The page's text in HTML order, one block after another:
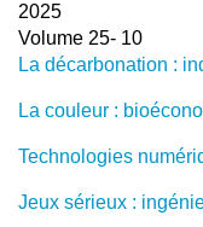
2025
Volume 25- 10
La décarbonation :
La couleur :
Technologies
Jeux sérieux :